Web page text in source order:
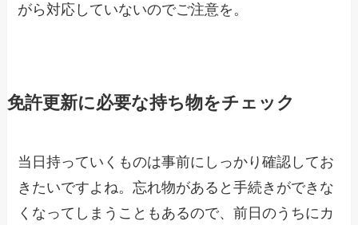
がら対応していないのでご注意を。
免許更新に必要な持ち物をチェック
当日持っていくものは事前にしっかり確認してお
きたいですよね。忘れ物があると手続きができな
くなってしまうこともあるので、前日のうちにカ